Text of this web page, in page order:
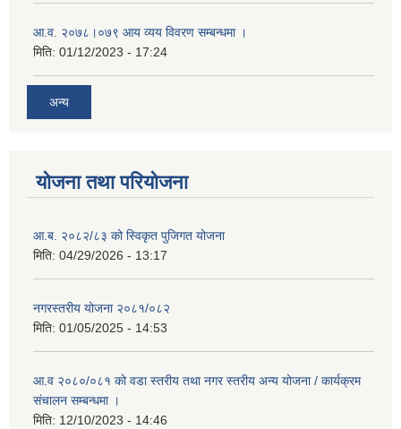
आ.व. २०७८।०७९ आय व्यय विवरण सम्बन्धमा ।
मिति: 01/12/2023 - 17:24
अन्य
योजना तथा परियोजना
आ.ब. २०८२/८३ को स्विकृत पुजिगत योजना
मिति: 04/29/2026 - 13:17
नगरस्तरीय योजना २०८१/०८२
मिति: 01/05/2025 - 14:53
आ.व २०८०/०८१ को वडा स्तरीय तथा नगर स्तरीय अन्य योजना / कार्यक्रम
संचालन सम्बन्धमा ।
मिति: 12/10/2023 - 14:46